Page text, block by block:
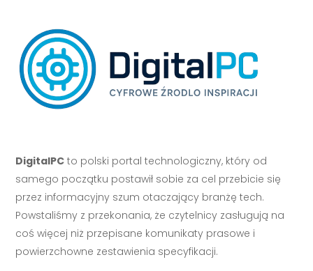
DigitalPC to polski portal technologiczny, który od
samego początku postawił sobie za cel przebicie się
przez informacyjny szum otaczający branżę tech.
Powstaliśmy z przekonania, że czytelnicy zasługują na
coś więcej niż przepisane komunikaty prasowe i
powierzchowne zestawienia specyfikacji.